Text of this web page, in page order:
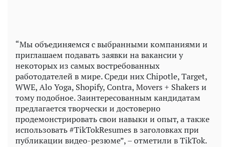
“Мы объединяемся с выбранными компаниями и
приглашаем подавать заявки на вакансии у
некоторых из самых востребованных
работодателей в мире. Среди них Chipotle, Target,
WWE, Alo Yoga, Shopify, Contra, Movers + Shakers и
тому подобное. Заинтересованным кандидатам
предлагается творчески и достоверно
продемонстрировать свои навыки и опыт, а также
использовать #TikTokResumes в заголовках при
публикации видео-резюме”, – отметили в TikTok.